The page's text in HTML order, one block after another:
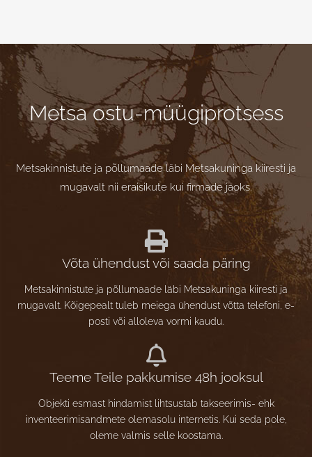
Metsa ostu-müügiprotsess
Metsakinnistute ja põllumaade läbi Metsakuninga kiiresti ja
mugavalt nii eraisikute kui firmade jaoks.
Võta ühendust või saada päring
Metsakinnistute ja põllumaade läbi Metsakuninga kiiresti ja
mugavalt. Kõigepealt tuleb meiega ühendust võtta telefoni, e-
posti või alloleva vormi kaudu.
Teeme Teile pakkumise 48h jooksul
Objekti esmast hindamist lihtsustab takseerimis- ehk
inventeerimisandmete olemasolu internetis. Kui seda pole,
oleme valmis selle koostama.